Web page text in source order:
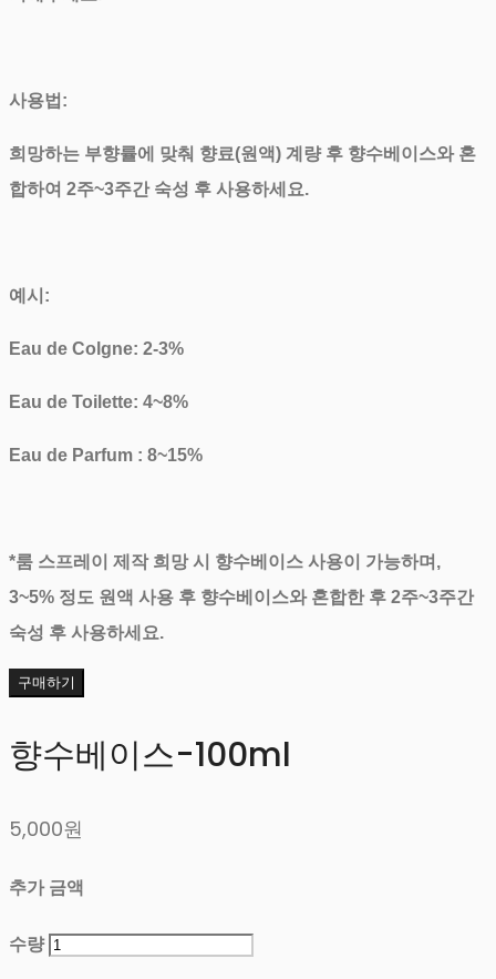
사용법:
희망하는 부향률에 맞춰 향료(원액) 계량 후 향수베이스와 혼
합하여 2주~3주간 숙성 후 사용하세요.
예시:
Eau de Colgne: 2-3%
Eau de Toilette: 4~8%
Eau de Parfum : 8~15%
*룸 스프레이 제작 희망 시 향수베이스 사용이 가능하며,
3~5% 정도 원액 사용 후 향수베이스와 혼합한 후 2주~3주간
숙성 후 사용하세요.
구매하기
향수베이스-100ml
5,000원
추가 금액
수량